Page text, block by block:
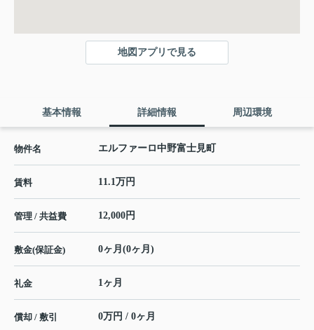
地図アプリで見る
基本情報 詳細情報 周辺環境
物件名 エルファーロ中野富士見町
賃料 11.1万円
管理 / 共益費 12,000円
敷金(保証金) 0ヶ月(0ヶ月)
礼金 1ヶ月
償却 / 敷引 0万円 / 0ヶ月